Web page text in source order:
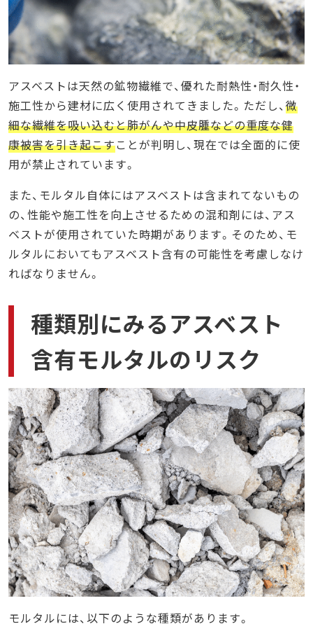
アスベストは天然の鉱物繊維で、優れた耐熱性・耐久性・
施工性から建材に広く使用されてきました。ただし、微
細な繊維を吸い込むと肺がんや中皮腫などの重度な健
康被害を引き起こすことが判明し、現在では全面的に使
用が禁止されています。
また、モルタル自体にはアスベストは含まれてないもの
の、性能や施工性を向上させるための混和剤には、アス
ベストが使用されていた時期があります。そのため、モ
ルタルにおいてもアスベスト含有の可能性を考慮しなけ
ればなりません。
種類別にみるアスベスト
含有モルタルのリスク
モルタルには、以下のような種類があります。